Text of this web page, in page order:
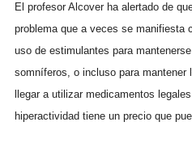
El profesor Alcover ha alertado de
problema que a veces se manifiesta
uso de estimulantes para
somníferos, o incluso para mantener
llegar a utilizar medicamentos
hiperactividad tiene un precio que